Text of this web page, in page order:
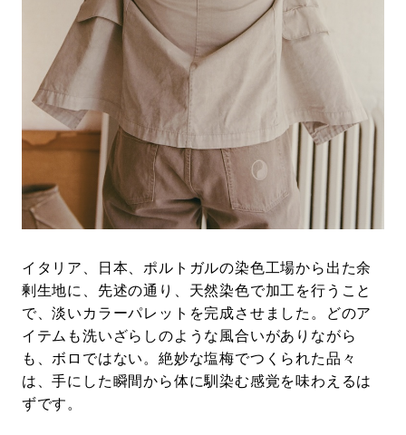
イタリア、日本、ポルトガルの染色工場から出た余
剰生地に、先述の通り、天然染色で加工を行うこと
で、淡いカラーパレットを完成させました。どのア
イテムも洗いざらしのような風合いがありながら
も、ボロではない。絶妙な塩梅でつくられた品々
は、手にした瞬間から体に馴染む感覚を味わえるは
ずです。